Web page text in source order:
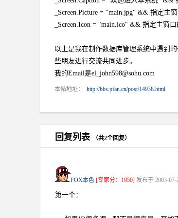
_Screen.Picture = "main.jpg" && 指定主
_Screen.Icon = "main.ico" && 指定主窗
以上是我在制作数据库管理系统中遇到
些朋友进行交流共同进步。
我的Email是el_john598@sohu.com
本帖地址： http://bbs.pfan.cn/post/14938.html
回复列表 （共2个回复）
FOX本色 [专家分：1950] 发布于 2003-07-
第一个：